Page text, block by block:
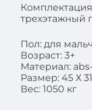
трехэтажный
Пол: для
Возраст: 3+
Материал:
Размер: 45 Х
Вес: 1050 кг